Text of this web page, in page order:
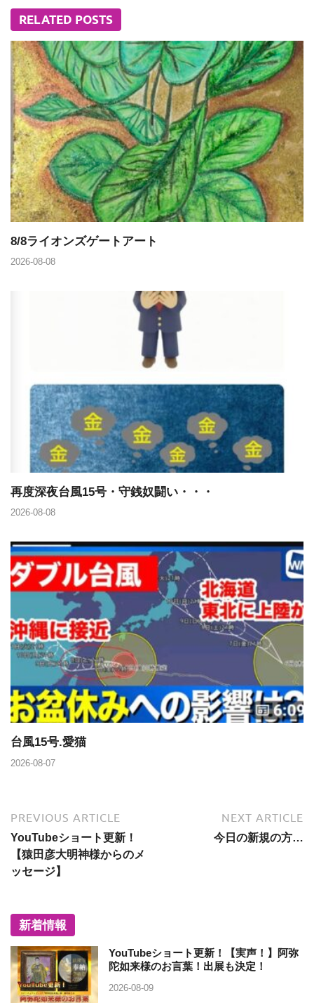
RELATED POSTS
8/8ライオンズゲートアート
2026-08-08
再度深夜台風15号・守銭奴闘い・・・
2026-08-08
台風15号.愛猫
2026-08-07
PREVIOUS ARTICLE
YouTubeショート更新！
【猿田彦大明神様からのメ
ッセージ】
NEXT ARTICLE
今日の新規の方…
新着情報
YouTubeショート更新！【実声！】阿弥
陀如来様のお言葉！出展も決定！
2026-08-09